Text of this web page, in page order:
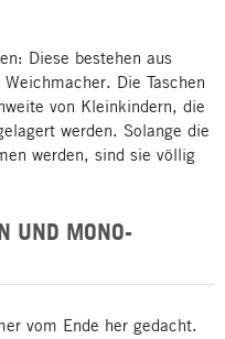
Diese bestehen aus
Die Taschen
von Kleinkindern, die
werden. Solange die
werden, sind sie völlig
UND MONO-
vom Ende her gedacht.